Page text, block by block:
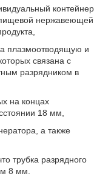
контейнер
пищевой нержавеющей
плазмоотводящую и
связана с
разрядником в
на концах
18 мм,
а также
трубка разрядного
8 мм.